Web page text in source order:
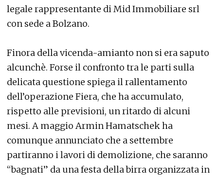
legale rappresentante di Mid Immobiliare srl
con sede a Bolzano.
Finora della vicenda-amianto non si era saputo
alcunchè. Forse il confronto tra le parti sulla
delicata questione spiega il rallentamento
dell’operazione Fiera, che ha accumulato,
rispetto alle previsioni, un ritardo di alcuni
mesi. A maggio Armin Hamatschek ha
comunque annunciato che a settembre
partiranno i lavori di demolizione, che saranno
“bagnati” da una festa della birra organizzata in